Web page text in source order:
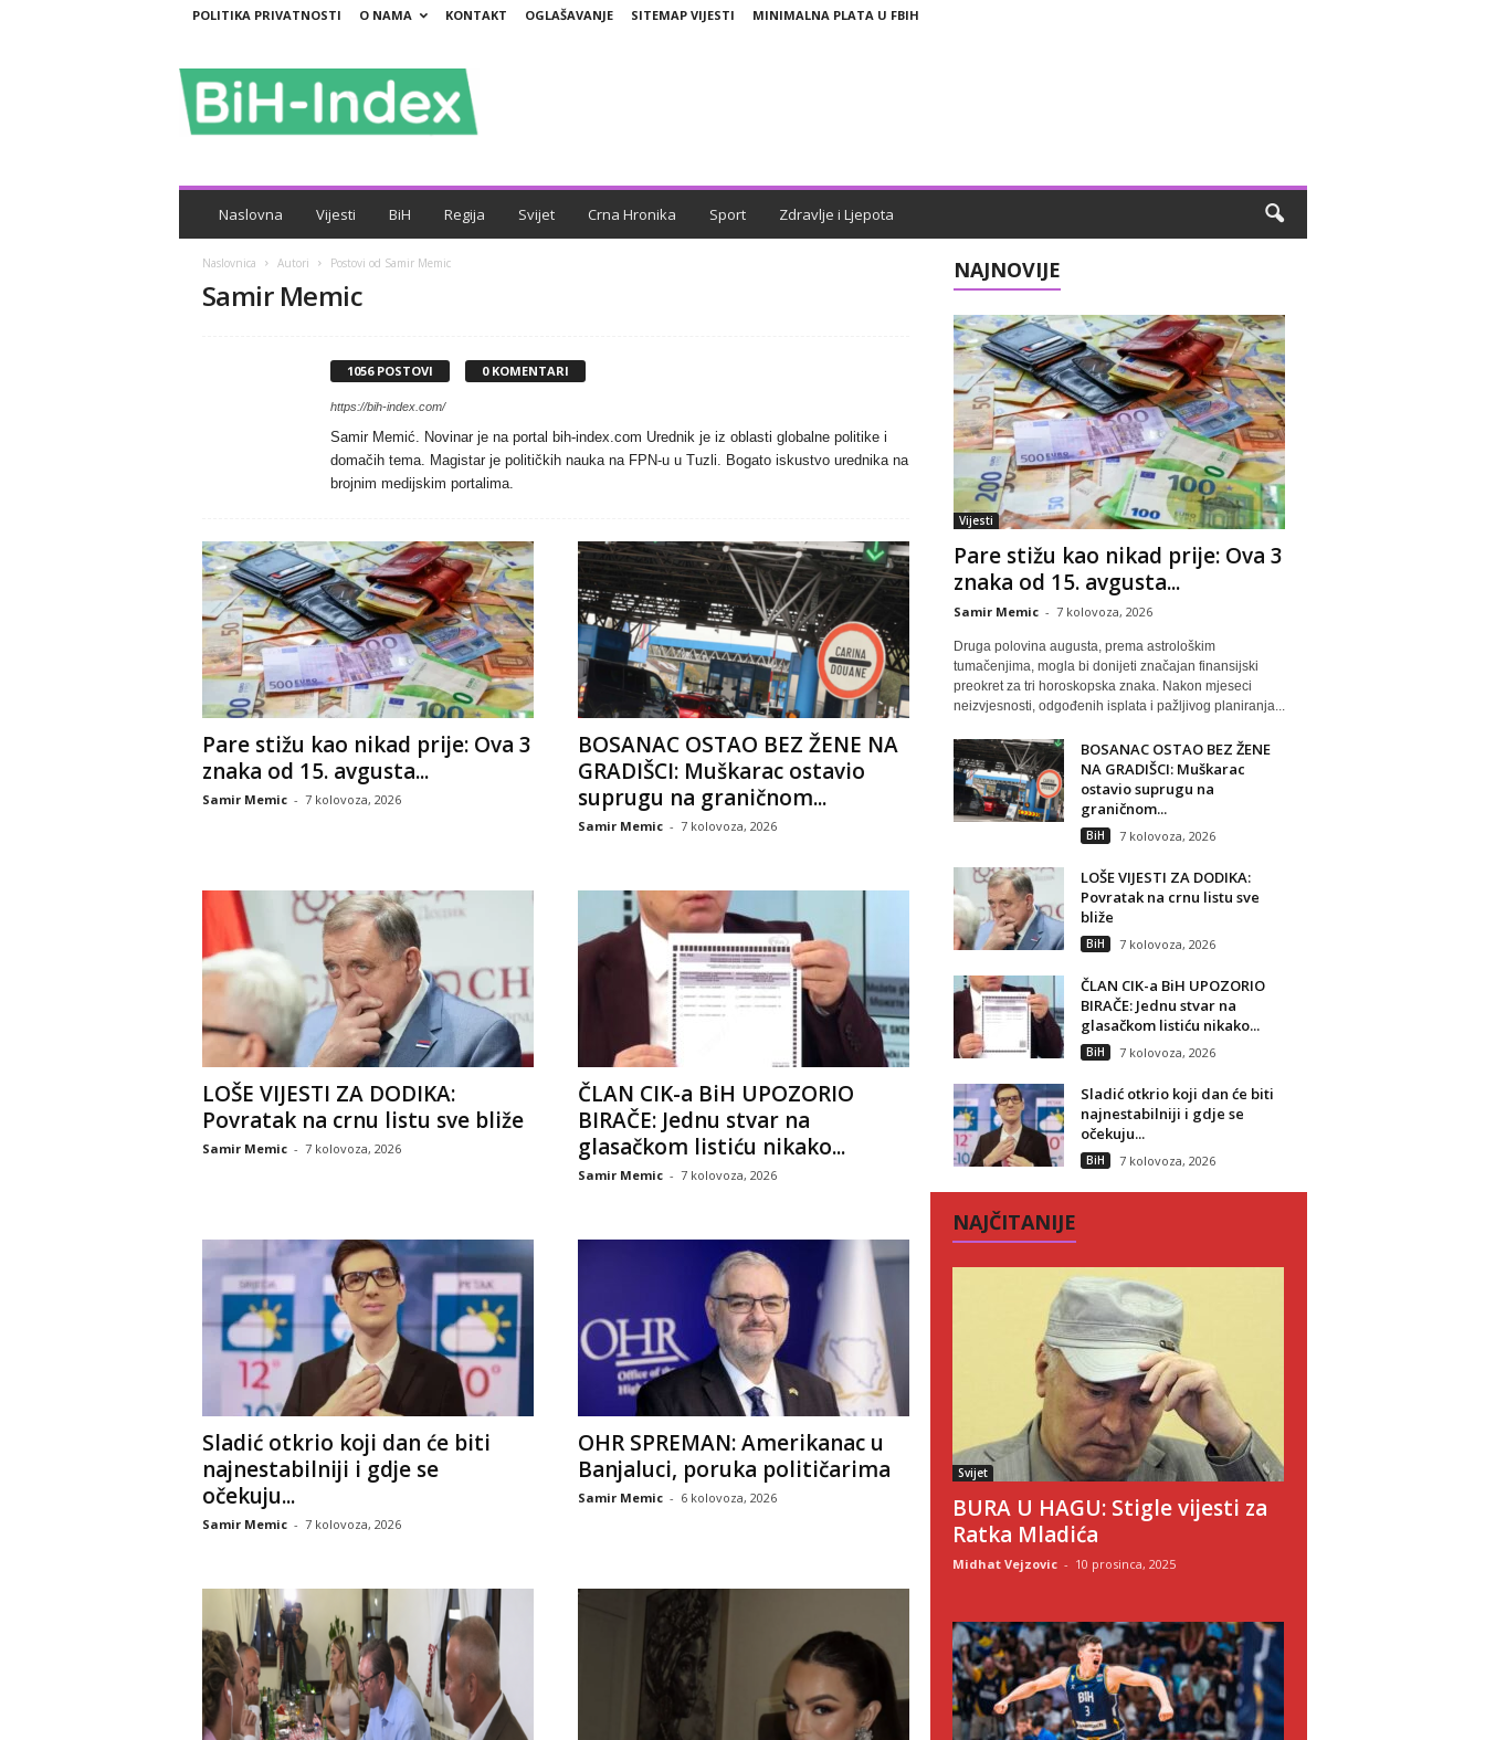
POLITIKA PRIVATNOSTI O NAMA KONTAKT OGLAŠAVANJE SITEMAP VIJESTI MINIMALNA PLATA U FBIH
i
H
d
x
Naslovna Vijesti BiH Regija Svijet Crna Hronika Sport Zdravlje i Ljepota
Naslovnica Autori Postovi od Samir Memic
Samir Memic
1056 POSTOVI 0 KOMENTARI
https://bih-index.com/
Samir Memić. Novinar je na portal bih-index.com Urednik je iz oblasti globalne politike i
domačih tema. Magistar je političkih nauka na FPN-u u Tuzli. Bogato iskustvo urednika na
brojnim medijskim portalima.
Pare stižu kao nikad prije: Ova 3
znaka od 15. avgusta...
Samir Memic - 7 kolovoza, 2026
BOSANAC OSTAO BEZ ŽENE NA
GRADIŠCI: Muškarac ostavio
suprugu na graničnom...
Samir Memic - 7 kolovoza, 2026
LOŠE VIJESTI ZA DODIKA:
Povratak na crnu listu sve bliže
Samir Memic - 7 kolovoza, 2026
ČLAN CIK-a BiH UPOZORIO
BIRAČE: Jednu stvar na
glasačkom listiću nikako...
Samir Memic - 7 kolovoza, 2026
Sladić otkrio koji dan će biti
najnestabilniji i gdje se
očekuju...
Samir Memic - 7 kolovoza, 2026
OHR SPREMAN: Amerikanac u
Banjaluci, poruka političarima
Samir Memic - 6 kolovoza, 2026
NAJNOVIJE
Vijesti
Pare stižu kao nikad prije: Ova 3
znaka od 15. avgusta...
Samir Memic - 7 kolovoza, 2026
Druga polovina augusta, prema astrološkim
tumačenjima, mogla bi donijeti značajan finansijski
preokret za tri horoskopska znaka. Nakon mjeseci
neizvjesnosti, odgođenih isplata i pažljivog planiranja...
BOSANAC OSTAO BEZ ŽENE
NA GRADIŠCI: Muškarac
ostavio suprugu na
graničnom...
BiH 7 kolovoza, 2026
LOŠE VIJESTI ZA DODIKA:
Povratak na crnu listu sve
bliže
BiH 7 kolovoza, 2026
ČLAN CIK-a BiH UPOZORIO
BIRAČE: Jednu stvar na
glasačkom listiću nikako...
BiH 7 kolovoza, 2026
Sladić otkrio koji dan će biti
najnestabilniji i gdje se
očekuju...
BiH 7 kolovoza, 2026
NAJČITANIJE
Svijet
BURA U HAGU: Stigle vijesti za
Ratka Mladića
Midhat Vejzovic - 10 prosinca, 2025